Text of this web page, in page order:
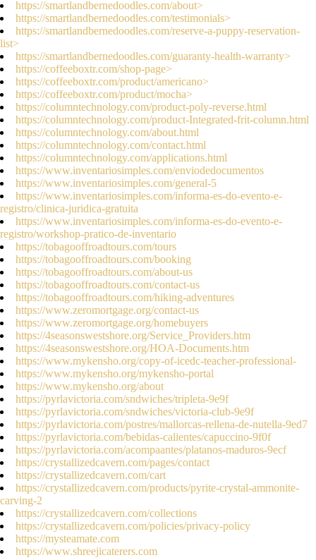
https://smartlandbernedoodles.com/about>
https://smartlandbernedoodles.com/testimonials>
https://smartlandbernedoodles.com/reserve-a-puppy-reservation-
list>
https://smartlandbernedoodles.com/guaranty-health-warranty>
https://coffeeboxtr.com/shop-page>
https://coffeeboxtr.com/product/americano>
https://coffeeboxtr.com/product/mocha>
https://columntechnology.com/product-poly-reverse.html
https://columntechnology.com/product-Integrated-frit-column.html
https://columntechnology.com/about.html
https://columntechnology.com/contact.html
https://columntechnology.com/applications.html
https://www.inventariosimples.com/enviodedocumentos
https://www.inventariosimples.com/general-5
https://www.inventariosimples.com/informa-es-do-evento-e-
registro/clinica-juridica-gratuita
https://www.inventariosimples.com/informa-es-do-evento-e-
registro/workshop-pratico-de-inventario
https://tobagooffroadtours.com/tours
https://tobagooffroadtours.com/booking
https://tobagooffroadtours.com/about-us
https://tobagooffroadtours.com/contact-us
https://tobagooffroadtours.com/hiking-adventures
https://www.zeromortgage.org/contact-us
https://www.zeromortgage.org/homebuyers
https://4seasonswestshore.org/Service_Providers.htm
https://4seasonswestshore.org/HOA-Documents.htm
https://www.mykensho.org/copy-of-icedc-teacher-professional-
https://www.mykensho.org/mykensho-portal
https://www.mykensho.org/about
https://pyrlavictoria.com/sndwiches/tripleta-9e9f
https://pyrlavictoria.com/sndwiches/victoria-club-9e9f
https://pyrlavictoria.com/postres/mallorcas-rellena-de-nutella-9ed7
https://pyrlavictoria.com/bebidas-calientes/capuccino-9f0f
https://pyrlavictoria.com/acompaantes/platanos-maduros-9ecf
https://crystallizedcavern.com/pages/contact
https://crystallizedcavern.com/cart
https://crystallizedcavern.com/products/pyrite-crystal-ammonite-
carving-2
https://crystallizedcavern.com/collections
https://crystallizedcavern.com/policies/privacy-policy
https://mysteamate.com
https://www.shreejicaterers.com